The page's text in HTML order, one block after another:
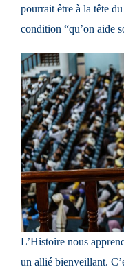
pourrait être à la tête
condition “qu’on aide
L’Histoire nous
un allié bienveillant.